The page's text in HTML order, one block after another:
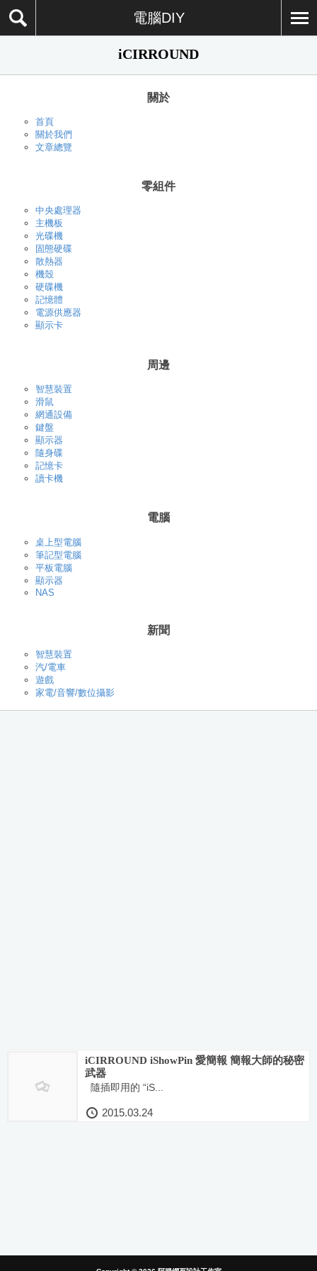
電腦DIY
iCIRROUND
關於
首頁
關於我們
文章總覽
零組件
中央處理器
主機板
光碟機
固態硬碟
散熱器
機殼
硬碟機
記憶體
電源供應器
顯示卡
周邊
智慧裝置
滑鼠
網通設備
鍵盤
顯示器
隨身碟
記憶卡
讀卡機
電腦
桌上型電腦
筆記型電腦
平板電腦
顯示器
NAS
新聞
智慧裝置
汽/電車
遊戲
家電/音響/數位攝影
iCIRROUND iShowPin 愛簡報 簡報大師的秘密
武器
隨插即用的 “iS...
2015.03.24